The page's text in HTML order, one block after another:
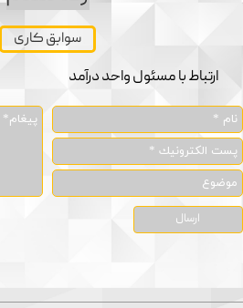
سوابق کاری
ارتباط با مسئول واحد درآمد
ارسال